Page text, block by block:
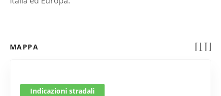
MAPPA
Indicazioni stradali